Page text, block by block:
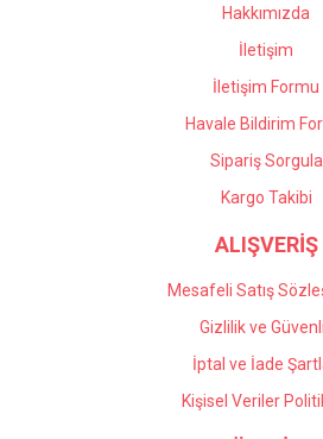
Hakkımızda
İletişim
İletişim Formu
Havale Bildirim
Sipariş Sorgula
Kargo Takibi
ALIŞVERİŞ
Mesafeli Satış
Gizlilik ve
İptal ve İade
Kişisel Veriler